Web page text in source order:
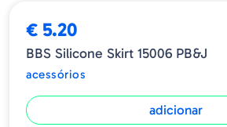
€ 5.20
BBS Silicone Skirt 15006 PB&J
acessórios
adicionar